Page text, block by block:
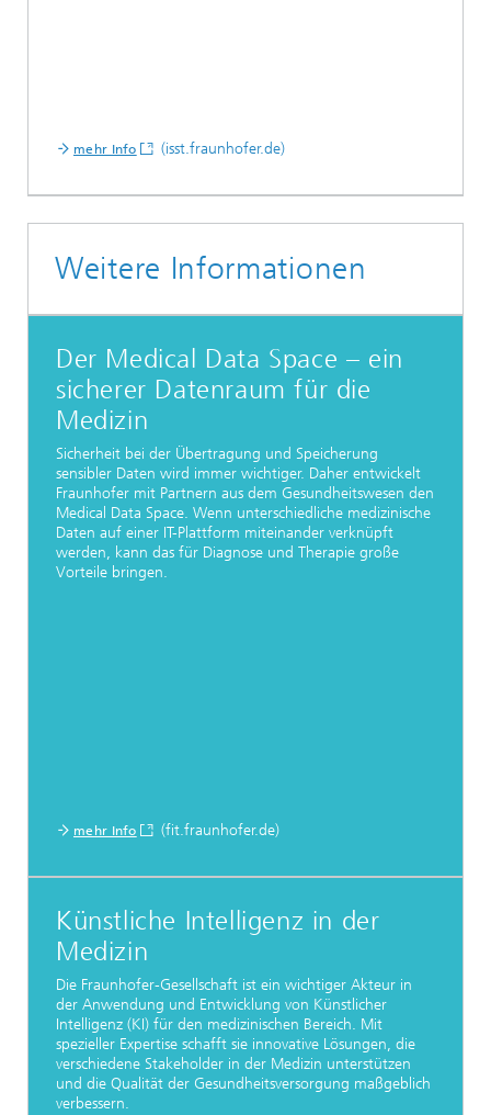
mehr Info (isst.fraunhofer.de)
Weitere Informationen
Der Medical Data Space – ein
sicherer Datenraum für die
Medizin
Sicherheit bei der Übertragung und Speicherung
sensibler Daten wird immer wichtiger. Daher entwickelt
Fraunhofer mit Partnern aus dem Gesundheitswesen den
Medical Data Space. Wenn unterschiedliche medizinische
Daten auf einer IT-Plattform miteinander verknüpft
werden, kann das für Diagnose und Therapie große
Vorteile bringen.
mehr Info (fit.fraunhofer.de)
Künstliche Intelligenz in der
Medizin
Die Fraunhofer-Gesellschaft ist ein wichtiger Akteur in
der Anwendung und Entwicklung von Künstlicher
Intelligenz (KI) für den medizinischen Bereich. Mit
spezieller Expertise schafft sie innovative Lösungen, die
verschiedene Stakeholder in der Medizin unterstützen
und die Qualität der Gesundheitsversorgung maßgeblich
verbessern.